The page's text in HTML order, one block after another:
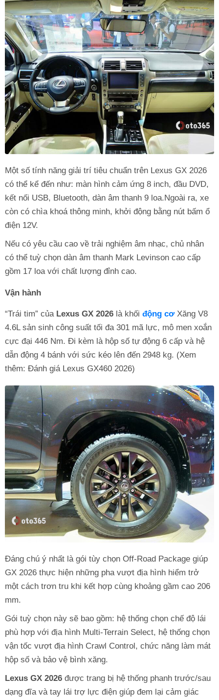
Một số tính năng giải trí tiêu chuẩn trên Lexus GX 2026
có thể kể đến như: màn hình cảm ứng 8 inch, đầu DVD,
kết nối USB, Bluetooth, dàn âm thanh 9 loa.Ngoài ra, xe
còn có chìa khoá thông minh, khởi động bằng nút bấm ổ
điện 12V.
Nếu có yêu cầu cao về trải nghiệm âm nhạc, chủ nhân
có thể tuỳ chọn dàn âm thanh Mark Levinson cao cấp
gồm 17 loa với chất lượng đỉnh cao.
Vận hành
“Trái tim” của Lexus GX 2026 là khối động cơXăng V8
4.6L sản sinh công suất tối đa 301 mã lực, mô men xoắn
cực đại 446 Nm. Đi kèm là hộp số tự động 6 cấp và hệ
dẫn động 4 bánh với sức kéo lên đến 2948 kg. (Xem
thêm: Đánh giá Lexus GX460 2026)
Đáng chú ý nhất là gói tùy chọn Off-Road Package giúp
GX 2026 thực hiện những pha vượt địa hình hiểm trở
một cách trơn tru khi kết hợp cùng khoảng gầm cao 206
mm.
Gói tuỳ chọn này sẽ bao gồm: hệ thống chọn chế độ lái
phù hợp với địa hình Multi-Terrain Select, hệ thống chọn
vận tốc vượt địa hình Crawl Control, chức năng làm mát
hộp số và bảo vệ bình xăng.
Lexus GX 2026 được trang bị hệ thống phanh trước/sau
dạng đĩa và tay lái trợ lực điện giúp đem lại cảm giác